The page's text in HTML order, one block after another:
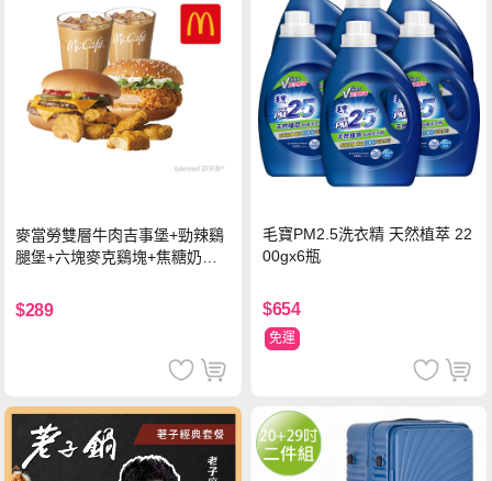
麥當勞雙層牛肉吉事堡+勁辣鷄
腿堡+六塊麥克鷄塊+焦糖奶茶
$289
毛寶PM2.5洗衣精 天然植萃 22
00gx6瓶
$654
免運